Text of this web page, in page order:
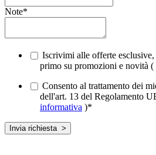
Note*
Iscrivimi alle offerte esclusive,
primo su promozioni e novità (
Consento al trattamento dei
dell'art. 13 del Regolamento
informativa )*